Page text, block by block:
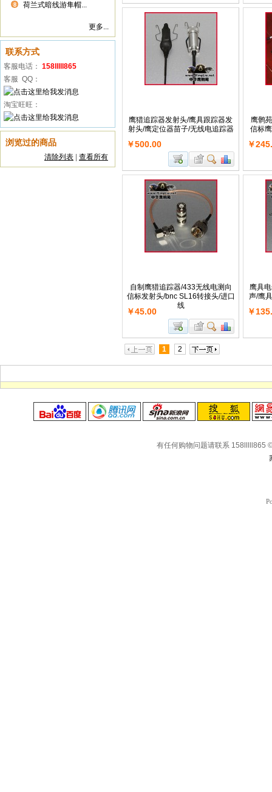
8 荷兰式暗线游隼帽...
更多...
联系方式
客服电话： 158lllll865
客服 QQ：
淘宝旺旺：
浏览过的商品
清除列表 查看所有
鹰猎追踪器发射头/鹰具跟踪器发
射头/鹰定位器苗子/无线电追踪器
￥500.00
鹰鹘
信标
￥
自制鹰猎追踪器/433无线电测向
信标发射头/bnc SL16转接头/进口
线
￥45.00
鹰具
声/鹰
￥
1 2
有任何购物问题请联系 158lllll865